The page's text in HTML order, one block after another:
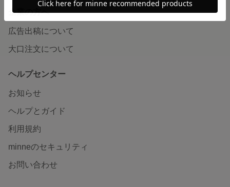
企業の方へ
広告出稿について
大口注文について
ヘルプセンター
お知らせ
ヘルプとガイド
利用規約
minneのセキュリティ
お問い合わせ